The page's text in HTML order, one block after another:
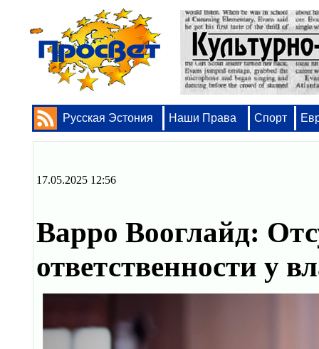
Русская Эстония Наши Права Спорт
17.05.2025 12:56
Варро Вооглайд:
ответственности у